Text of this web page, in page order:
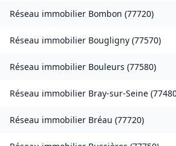
Réseau immobilier Bombon (77720)
Réseau immobilier Bougligny (77570)
Réseau immobilier Bouleurs (77580)
Réseau immobilier Bray-sur-Seine (
Réseau immobilier Bréau (77720)